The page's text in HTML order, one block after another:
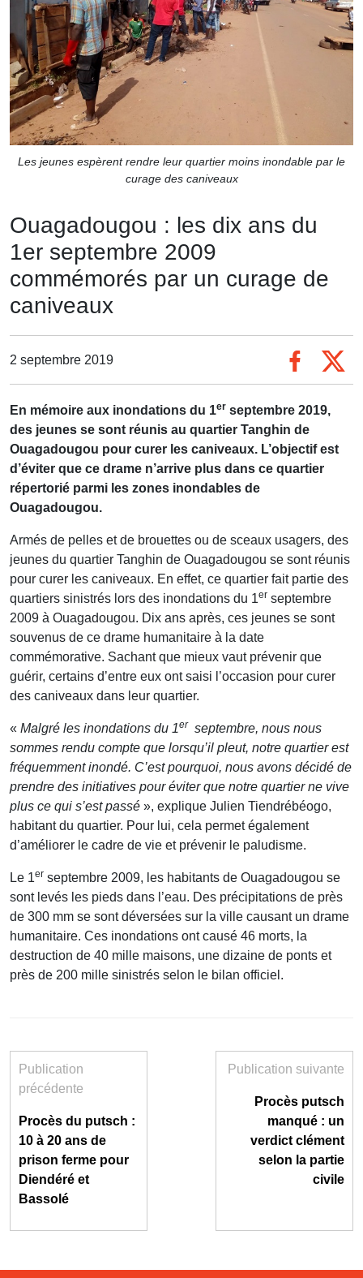
Les jeunes espèrent rendre leur quartier moins inondable par le
curage des caniveaux
Ouagadougou : les dix ans du
1er septembre 2009
commémorés par un curage de
caniveaux
2 septembre 2019
En mémoire aux inondations du 1er septembre 2019,
des jeunes se sont réunis au quartier Tanghin de
Ouagadougou pour curer les caniveaux. L’objectif est
d’éviter que ce drame n’arrive plus dans ce quartier
répertorié parmi les zones inondables de
Ouagadougou.
Armés de pelles et de brouettes ou de sceaux usagers, des
jeunes du quartier Tanghin de Ouagadougou se sont réunis
pour curer les caniveaux. En effet, ce quartier fait partie des
quartiers sinistrés lors des inondations du 1er septembre
2009 à Ouagadougou. Dix ans après, ces jeunes se sont
souvenus de ce drame humanitaire à la date
commémorative. Sachant que mieux vaut prévenir que
guérir, certains d’entre eux ont saisi l’occasion pour curer
des caniveaux dans leur quartier.
« Malgré les inondations du 1er septembre, nous nous
sommes rendu compte que lorsqu’il pleut, notre quartier est
fréquemment inondé. C’est pourquoi, nous avons décidé de
prendre des initiatives pour éviter que notre quartier ne vive
plus ce qui s’est passé », explique Julien Tiendrébéogo,
habitant du quartier. Pour lui, cela permet également
d’améliorer le cadre de vie et prévenir le paludisme.
Le 1er septembre 2009, les habitants de Ouagadougou se
sont levés les pieds dans l’eau. Des précipitations de près
de 300 mm se sont déversées sur la ville causant un drame
humanitaire. Ces inondations ont causé 46 morts, la
destruction de 40 mille maisons, une dizaine de ponts et
près de 200 mille sinistrés selon le bilan officiel.
Publication
précédente
Procès du putsch :
10 à 20 ans de
prison ferme pour
Diendéré et
Bassolé
Publication suivante
Procès putsch
manqué : un
verdict clément
selon la partie
civile